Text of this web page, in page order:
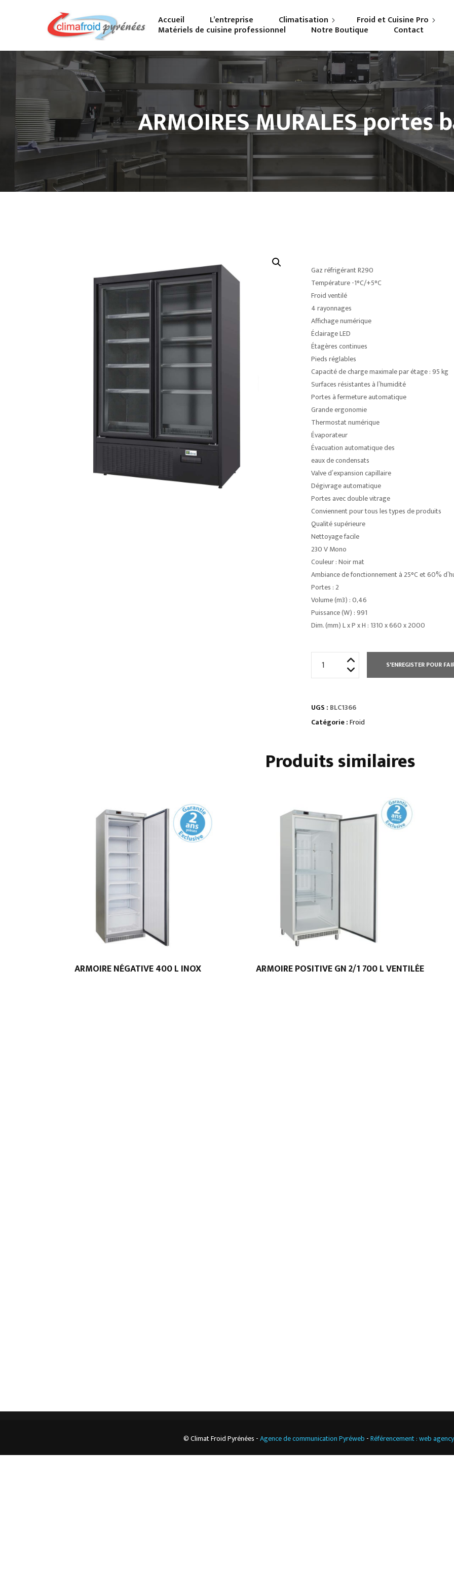
Accueil L’entreprise Climatisation
Particuliers
Professionnels
Froid et Cuisine Pro
Frigoriste professionnel
Cuisiniste
Matériels de cuisine professionnel Notre Boutique Contact
ARMOIRES MURALES portes
Gaz réfrigérant R290
Température -1°C/+5°C
Froid ventilé
4 rayonnages
Affichage numérique
Éclairage LED
Étagères continues
Pieds réglables
Capacité de charge maximale par étage : 95 kg
Surfaces résistantes à l’humidité
Portes à fermeture automatique
Grande ergonomie
Thermostat numérique
Évaporateur
Évacuation automatique des
eaux de condensats
Valve d’expansion capillaire
Dégivrage automatique
Portes avec double vitrage
Conviennent pour tous les types de produits
Qualité supérieure
Nettoyage facile
230 V Mono
Couleur : Noir mat
Ambiance de fonctionnement à 25°C et 60%
Portes : 2
Volume (m3) : 0,46
Puissance (W) : 991
Dim. (mm) L x P x H : 1310 x 660 x 2000
portes
battantes
S'ENREGISTER POUR
UGS : BLC1366
Catégorie :Froid
Produits similaires
ARMOIRE NÉGATIVE 400 L INOX ARMOIRE POSITIVE GN 2/1 700 L VENTILÉE
© Climat Froid Pyrénées -Agence de communication Pyréweb -Référencement : web